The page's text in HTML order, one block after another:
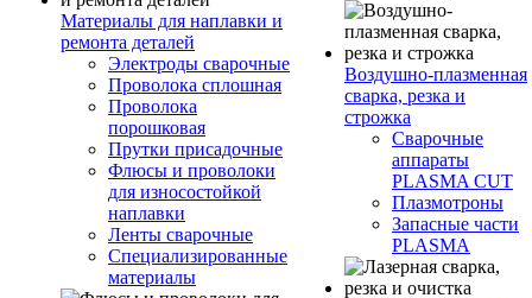
Материалы для наплавки и
ремонта деталей
Электроды сварочные
Проволока сплошная
Проволока
порошковая
Прутки присадочные
Флюсы и проволоки
для износостойкой
наплавки
Ленты сварочные
Специализированные
материалы
Воздушно-плазменная
сварка, резка и
строжка
Сварочные
аппараты
PLASMA CUT
Плазмотроны
Запасные части
PLASMA